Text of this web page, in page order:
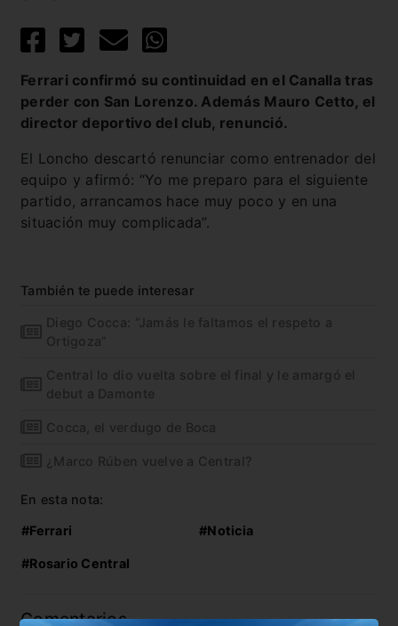
Ferrari confirmó su continuidad en el Canalla tras
perder con San Lorenzo. Además Mauro Cetto, el
director deportivo del club, renunció.
El Loncho descartó renunciar como entrenador del
equipo y afirmó: “Yo me preparo para el siguiente
partido, arrancamos hace muy poco y en una
situación muy complicada”.
También te puede interesar
Diego Cocca: “Jamás le faltamos el respeto a
Ortigoza”
Central lo dio vuelta sobre el final y le amargó el
debut a Damonte
Cocca, el verdugo de Boca
¿Marco Rúben vuelve a Central?
En esta nota:
#Ferrari #Noticia
#Rosario Central
Comentarios